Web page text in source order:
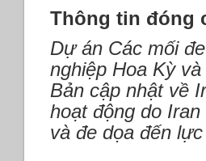
Thông tin đóng
Dự án Các mối
nghiệp Hoa Kỳ
Bản cập nhật về
hoạt động do
và đe dọa đến